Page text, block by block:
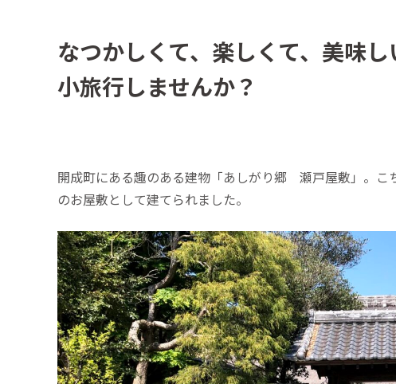
なつかしくて、楽しくて、美味
小旅行しませんか？
開成町にある趣のある建物「あしがり郷 瀬戸屋敷」。こ
のお屋敷として建てられました。